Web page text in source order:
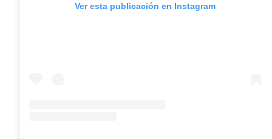
Ver esta publicación en Instagram